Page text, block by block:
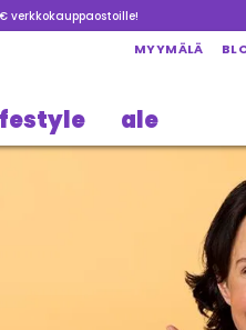
verkkokauppaostoille!
MYYMÄLÄ
ale